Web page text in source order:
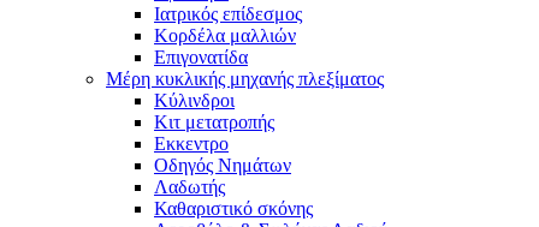
Ιατρικός επίδεσμος
Κορδέλα μαλλιών
Επιγονατίδα
Μέρη κυκλικής μηχανής πλεξίματος
Κύλινδροι
Κιτ μετατροπής
Εκκεντρο
Οδηγός Νημάτων
Λαδωτής
Καθαριστικό σκόνης